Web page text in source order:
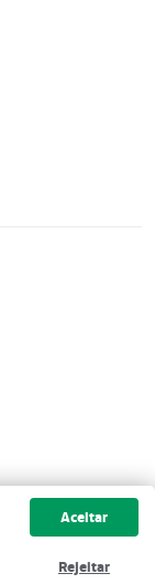
Aceitar
Rejeitar